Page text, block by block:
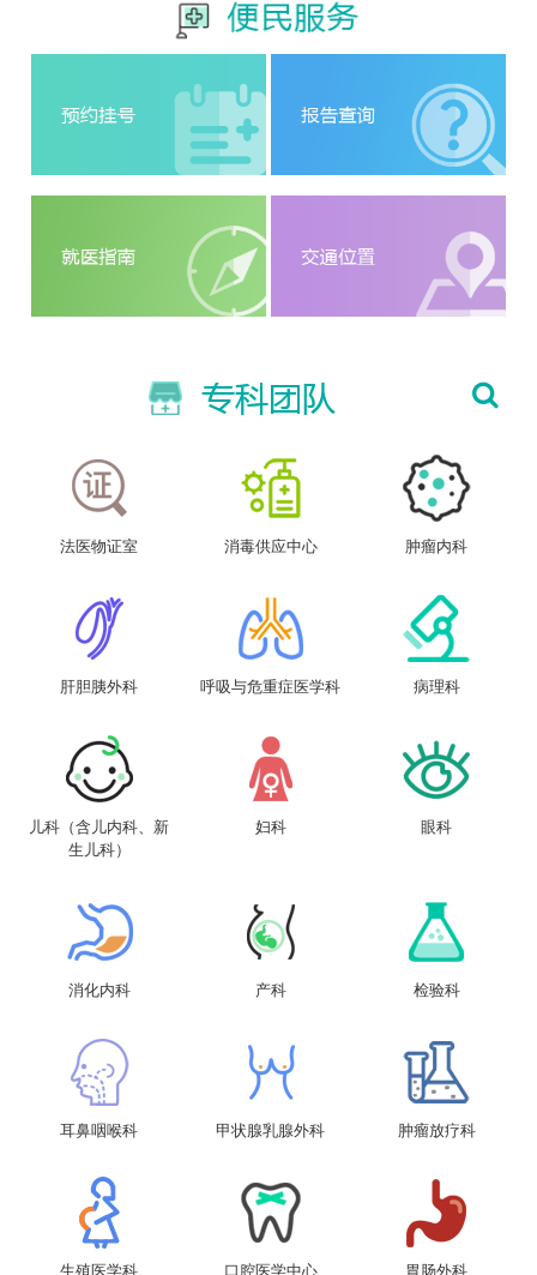
法医物证室 消毒供应中心 肿瘤内科
肝胆胰外科 呼吸与危重症医学科 病理科
儿科（含儿内科、新
生儿科）
妇科 眼科
消化内科 产科 检验科
耳鼻咽喉科 甲状腺乳腺外科 肿瘤放疗科
生殖医学科 口腔医学中心 胃肠外科